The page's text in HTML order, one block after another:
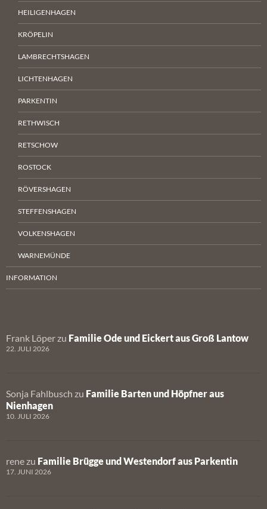
HEILIGENHAGEN
KRÖPELIN
LAMBRECHTSHAGEN
LICHTENHAGEN
PARKENTIN
RETHWISCH
RETSCHOW
ROSTOCK
RÖVERSHAGEN
STEFFENSHAGEN
VOLKENSHAGEN
WARNEMÜNDE
INFORMATION
Frank Löper zu Familie Ode und Eickert aus Groß Lantow
22. JULI 2026
Sonja Fahlbusch zu Familie Barten und Höpfner aus
Nienhagen
10. JULI 2026
rene zu Familie Brügge und Westendorf aus Parkentin
17. JUNI 2026